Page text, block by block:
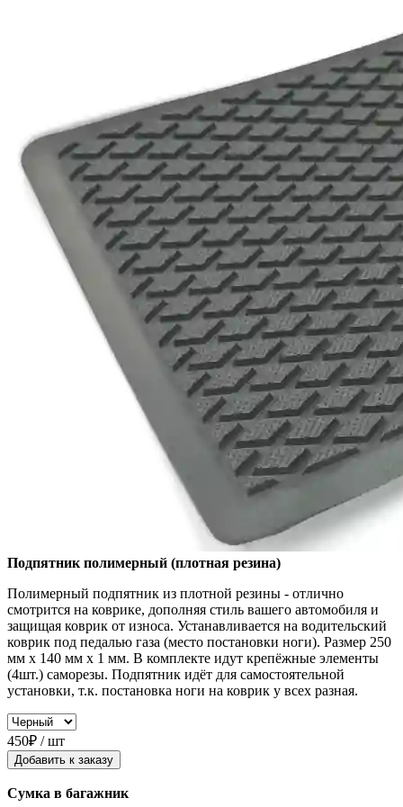
Подпятник полимерный (плотная резина)
Полимерный подпятник из плотной резины - отлично
смотрится на коврике, дополняя стиль вашего автомобиля и
защищая коврик от износа. Устанавливается на водительский
коврик под педалью газа (место постановки ноги). Размер 250
мм x 140 мм x 1 мм. В комплекте идут крепёжные элементы
(4шт.) саморезы. Подпятник идёт для самостоятельной
установки, т.к. постановка ноги на коврик у всех разная.
450₽ / шт
Добавить к заказу
Сумка в багажник